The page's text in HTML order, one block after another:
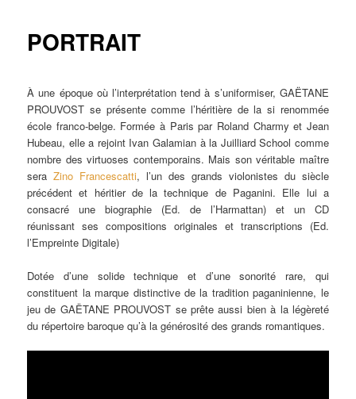
PORTRAIT
À une époque où l’interprétation tend à s’uniformiser, GAËTANE
PROUVOST se présente comme l’héritière de la si renommée
école franco-belge. Formée à Paris par Roland Charmy et Jean
Hubeau, elle a rejoint Ivan Galamian à la Juilliard School comme
nombre des virtuoses contemporains. Mais son véritable maître
seraZino Francescatti, l’un des grands violonistes du siècle
précédent et héritier de la technique de Paganini. Elle lui a
consacré une biographie (Ed. de l’Harmattan) et un CD
réunissant ses compositions originales et transcriptions (Ed.
l’Empreinte Digitale)
Dotée d’une solide technique et d’une sonorité rare, qui
constituent la marque distinctive de la tradition paganinienne, le
jeu de GAËTANE PROUVOST se prête aussi bien à la légèreté
du répertoire baroque qu’à la générosité des grands romantiques.